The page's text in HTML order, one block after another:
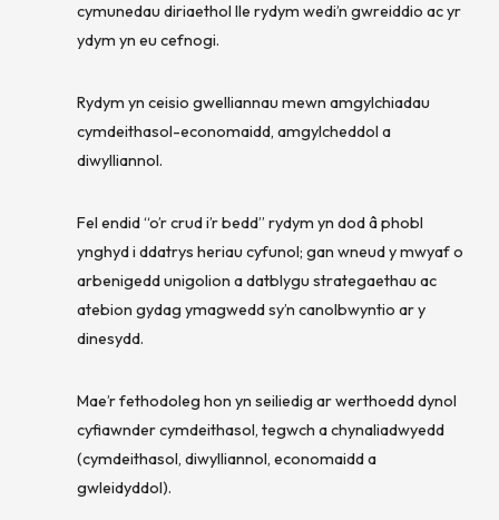
cymunedau diriaethol lle rydym wedi’n gwreiddio ac yr
ydym yn eu cefnogi.
Rydym yn ceisio gwelliannau mewn amgylchiadau
cymdeithasol-economaidd, amgylcheddol a
diwylliannol.
Fel endid “o’r crud i’r bedd” rydym yn dod â phobl
ynghyd i ddatrys heriau cyfunol; gan wneud y mwyaf o
arbenigedd unigolion a datblygu strategaethau ac
atebion gydag ymagwedd sy’n canolbwyntio ar y
dinesydd.
Mae’r fethodoleg hon yn seiliedig ar werthoedd dynol
cyfiawnder cymdeithasol, tegwch a chynaliadwyedd
(cymdeithasol, diwylliannol, economaidd a
gwleidyddol).